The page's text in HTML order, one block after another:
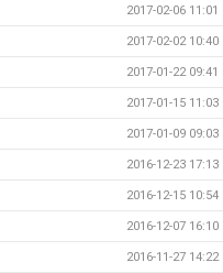
2017-02-06 11:01
2017-02-02 10:40
2017-01-22 09:41
2017-01-15 11:03
2017-01-09 09:03
2016-12-23 17:13
2016-12-15 10:54
2016-12-07 16:10
2016-11-27 14:22